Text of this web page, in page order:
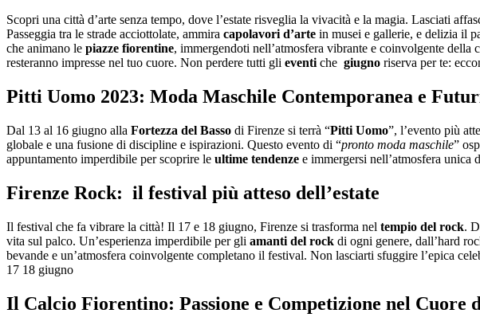
Salta
al
contenuto
Scopri una città d’arte senza tempo, dove l’estate risveglia la vivacità e la magia. Lasciati
Passeggia tra le strade acciottolate, ammira capolavori d’arte in musei e gallerie, e delizia il
che animano le piazze fiorentine, immergendoti nell’atmosfera vibrante e coinvolgente
resteranno impresse nel tuo cuore. Non perdere tutti gli eventi che giugno riserva per te:
Pitti Uomo 2023: Moda Maschile Contemporanea e
Dal 13 al 16 giugno alla Fortezza del Basso di Firenze si terrà “Pitti Uomo”, l’evento più
globale e una fusione di discipline e ispirazioni. Questo evento di “pronto moda maschile”
appuntamento imperdibile per scoprire le ultime tendenze e immergersi nell’atmosfera unica
Firenze Rock: il festival più atteso dell’estate
Il festival che fa vibrare la città! Il 17 e 18 giugno, Firenze si trasforma nel tempio del rock.
vita sul palco. Un’esperienza imperdibile per gli amanti del rock di ogni genere, dall’hard
bevande e un’atmosfera coinvolgente completano il festival. Non lasciarti sfuggire l’epica
17 18 giugno
Il Calcio Fiorentino: Passione e Competizione nel Cuore